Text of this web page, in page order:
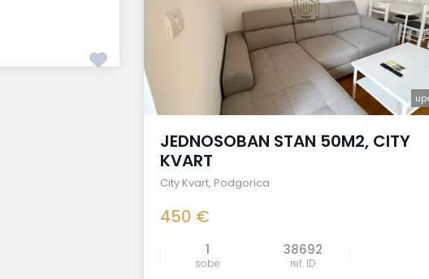
JEDNOSOBAN STAN 50M2, CITY
KVART
City Kvart, Podgorica
450 €
1
sobe
38692
ref. ID